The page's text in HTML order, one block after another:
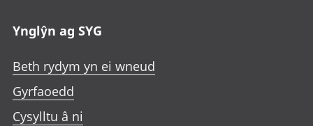
Ynglŷn ag SYG
Beth rydym yn ei wneud
Gyrfaoedd
Cysylltu â ni